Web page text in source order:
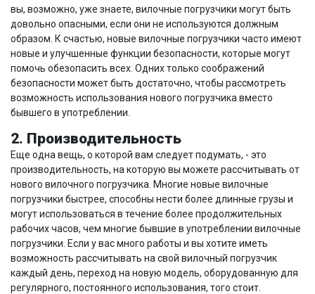
вы, возможно, уже знаете, вилочные погрузчики могут быть
довольно опасными, если они не используются должным
образом. К счастью, новые вилочные погрузчики часто имеют
новые и улучшенные функции безопасности, которые могут
помочь обезопасить всех. Одних только соображений
безопасности может быть достаточно, чтобы рассмотреть
возможность использования нового погрузчика вместо
бывшего в употреблении.
2. Производительность
Еще одна вещь, о которой вам следует подумать, - это
производительность, на которую вы можете рассчитывать от
нового вилочного погрузчика. Многие новые вилочные
погрузчики быстрее, способны нести более длинные грузы и
могут использоваться в течение более продолжительных
рабочих часов, чем многие бывшие в употреблении вилочные
погрузчики. Если у вас много работы и вы хотите иметь
возможность рассчитывать на свой вилочный погрузчик
каждый день, переход на новую модель, оборудованную для
регулярного, постоянного использования, того стоит.